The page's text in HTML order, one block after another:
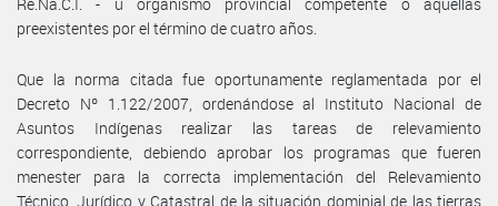
preexistentes por el término de cuatro años.
Que la norma citada fue oportunamente reglamentada por el
Decreto Nº 1.122/2007, ordenándose al Instituto Nacional de
Asuntos Indígenas realizar las tareas de relevamiento
correspondiente, debiendo aprobar los programas que fueren
menester para la correcta implementación del Relevamiento
Técnico, Jurídico y Catastral de la situación dominial de las tierras